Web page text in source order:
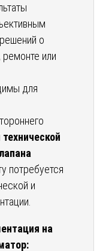
о
ремонте или
для
потребуется
и
на